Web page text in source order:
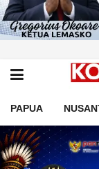
PAPUA